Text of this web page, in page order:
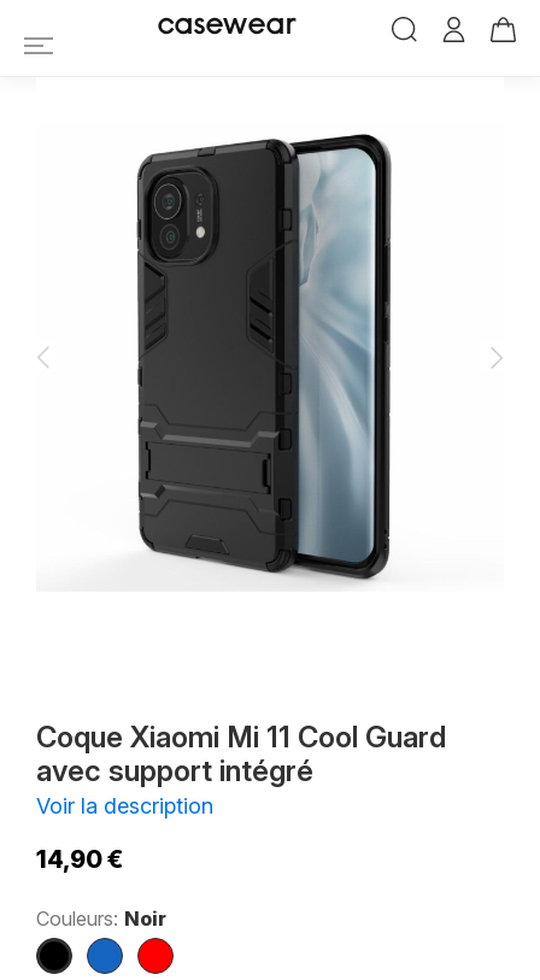
Coque Xiaomi Mi 11 Cool Guard avec
casewear
Coque Xiaomi Mi 11 Cool Guard
avec support intégré
Voir la description
14,90 €
Couleurs: Noir
Noir Bleu Rouge